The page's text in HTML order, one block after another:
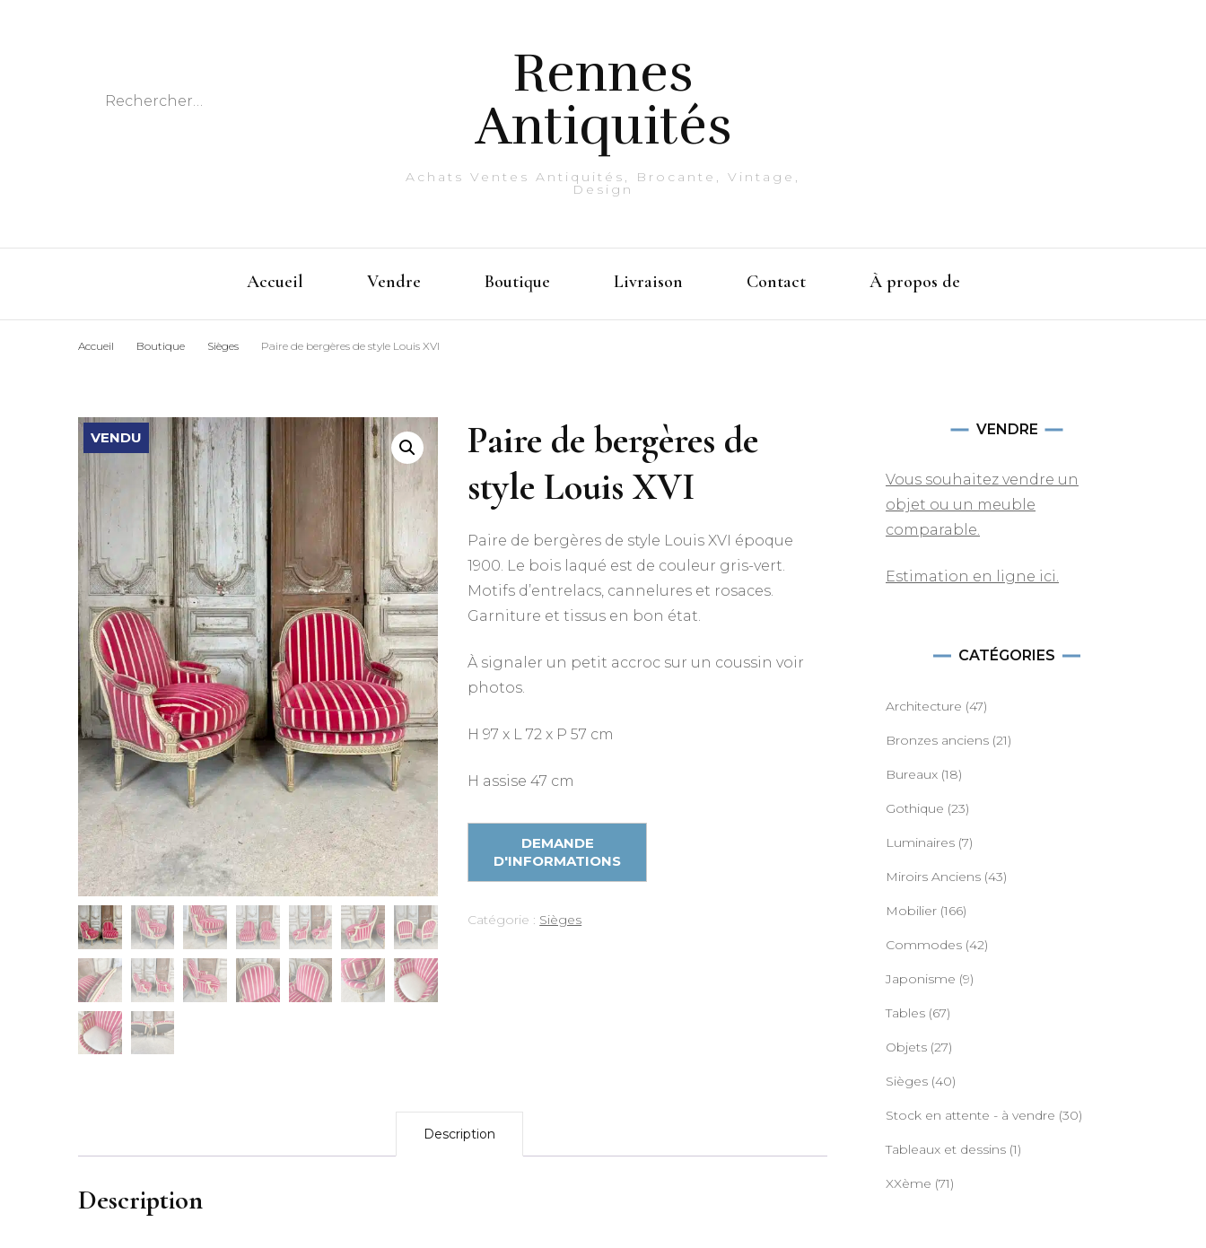
Rechercher :
Rennes
Antiquités
Achats Ventes Antiquités, Brocante, Vintage,
Design
Accueil Vendre Boutique Livraison Contact À propos de
Accueil Boutique Sièges Paire de bergères de style Louis XVI
VENDU
Paire de bergères de
style Louis XVI
Paire de bergères de style Louis XVI époque
1900. Le bois laqué est de couleur gris-vert.
Motifs d’entrelacs, cannelures et rosaces.
Garniture et tissus en bon état.
À signaler un petit accroc sur un coussin voir
photos.
H 97 x L 72 x P 57 cm
H assise 47 cm
Catégorie : Sièges
Description
Description
VENDRE
Vous souhaitez vendre un
objet ou un meuble
comparable.
Estimation en ligne ici.
CATÉGORIES
Architecture (47)
Bronzes anciens (21)
Bureaux (18)
Gothique (23)
Luminaires (7)
Miroirs Anciens (43)
Mobilier (166)
Commodes (42)
Japonisme (9)
Tables (67)
Objets (27)
Sièges (40)
Stock en attente - à vendre (30)
Tableaux et dessins (1)
XXème (71)